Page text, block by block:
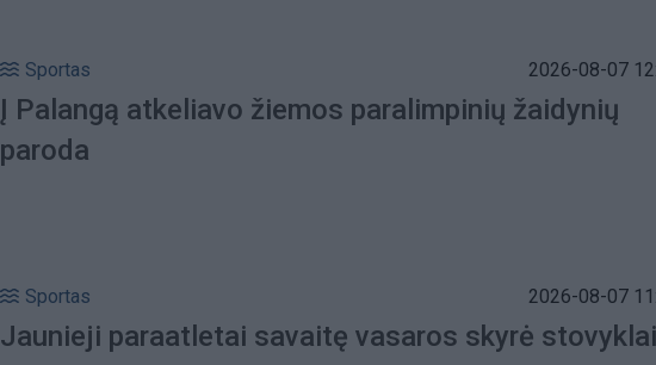
Sportas 2026-08-07
Į Palangą atkeliavo žiemos paralimpinių žaidynių
paroda
Sportas 2026-08-07
Jaunieji paraatletai savaitę vasaros skyrė stovyklai